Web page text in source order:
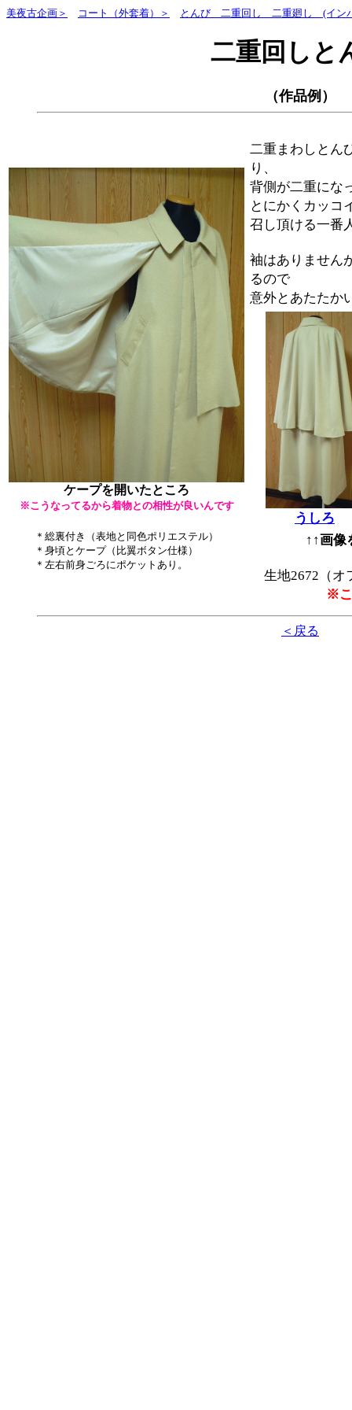
美夜古企画＞ コート（外套着）＞ とんび 二重回し 二重廻し (イン
二重回しと
（作品例）
ケープを開いたところ
※こうなってるから着物との相性が良いんです
＊総裏付き（表地と同色ポリエステル）
＊身頃とケープ（比翼ボタン仕様）
＊左右前身ごろにポケットあり。
二重まわしとん
り、
背側が二重にな
とにかくカッコ
召し頂ける一番
袖はありません
るので
意外とあたたか
うしろ
↑↑画像
生地2672（オ
※こ
＜戻る